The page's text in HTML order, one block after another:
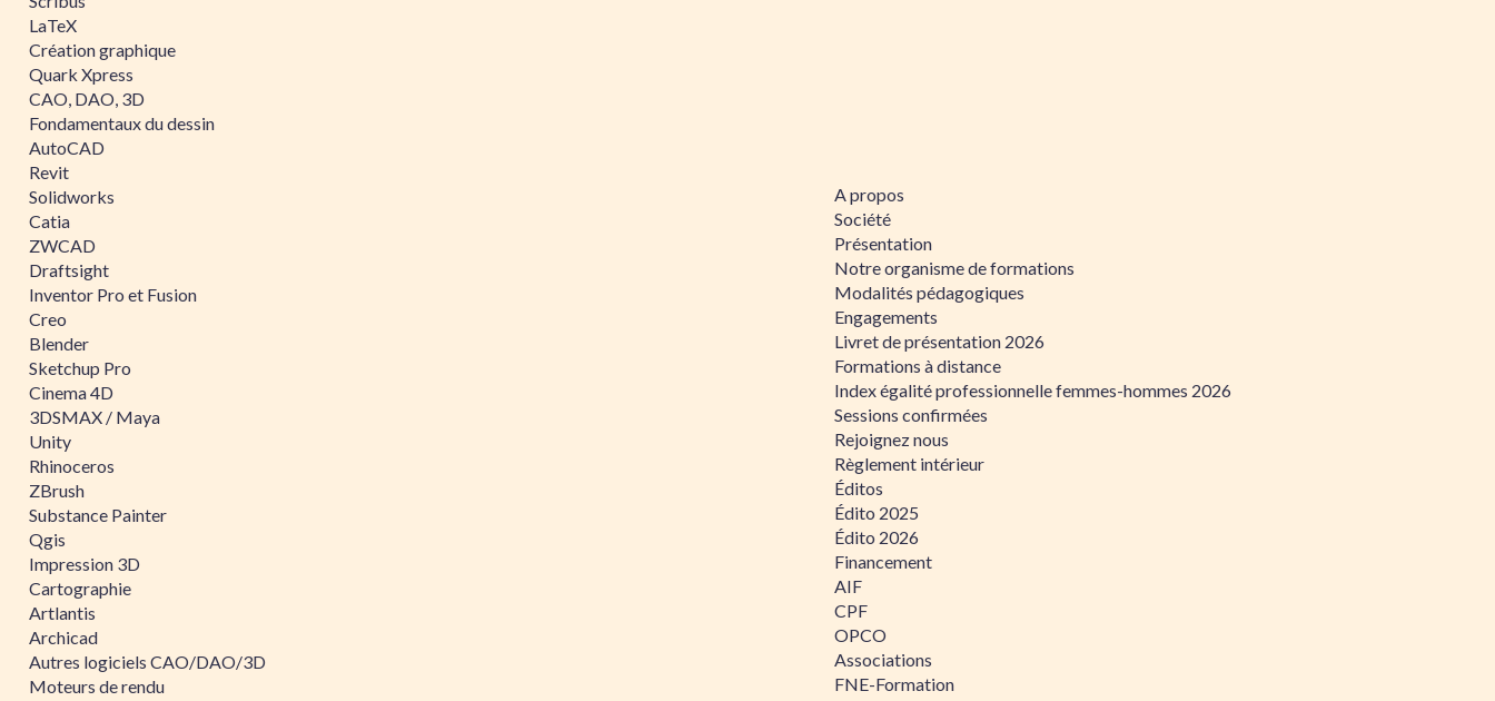
LaTeX
Création graphique
Quark Xpress
CAO, DAO, 3D
Fondamentaux du dessin
AutoCAD
Revit
Solidworks
Catia
ZWCAD
Draftsight
Inventor Pro et Fusion
Creo
Blender
Sketchup Pro
Cinema 4D
3DSMAX / Maya
Unity
Rhinoceros
ZBrush
Substance Painter
Qgis
Impression 3D
Cartographie
Artlantis
Archicad
Autres logiciels CAO/DAO/3D
Moteurs de rendu
A propos
Société
Présentation
Notre organisme de formations
Modalités pédagogiques
Engagements
Livret de présentation 2026
Formations à distance
Index égalité professionnelle femmes-hommes 2026
Sessions confirmées
Rejoignez nous
Règlement intérieur
Éditos
Édito 2025
Édito 2026
Financement
AIF
CPF
OPCO
Associations
FNE-Formation